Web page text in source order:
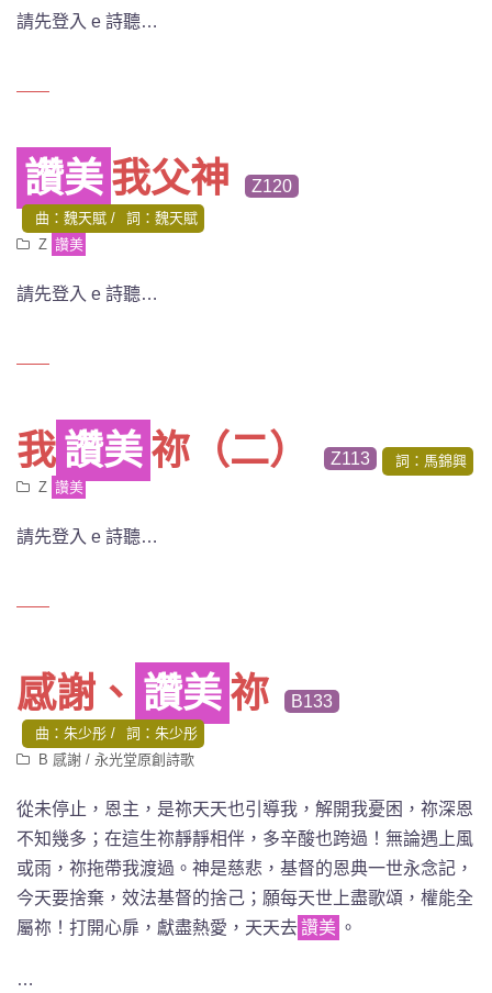
請先登入 e 詩聽…
讚美我父神 Z120
曲：魏天賦
詞：魏天賦
Z 讚美
請先登入 e 詩聽…
我讚美祢（二） Z113
詞：馬錦興
Z 讚美
請先登入 e 詩聽…
感謝、 讚美祢 B133
曲：朱少彤
詞：朱少彤
B 感謝 / 永光堂原創詩歌
從未停止 ，恩主，是祢天天也引導我，解開我憂困，祢深恩
不知幾多； 在這生祢靜靜相伴，多辛酸也跨過！無論遇上風
或雨，祢拖帶我渡過。神是慈悲，基督的恩典一世永念記，
今天要捨棄，效法基督的捨己；願每天世上盡歌頌，權能全
屬祢！打開心扉，獻盡熱愛，天天去讚美 。
…